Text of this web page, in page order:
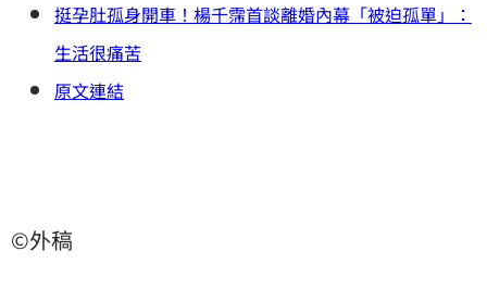
挺孕肚孤身開車！楊千霈首談離婚內幕「被迫孤單」：
生活很痛苦
原文連結
©外稿